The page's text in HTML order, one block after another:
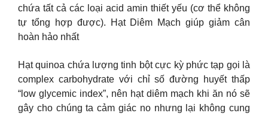
chứa tất cả các loại acid amin thiết yếu (cơ thể không
tự tổng hợp được). Hạt Diêm Mạch giúp giảm cân
hoàn hảo nhất
Hạt quinoa chứa lượng tinh bột cực kỳ phức tạp gọi là
complex carbohydrate với chỉ số đường huyết thấp
“low glycemic index”, nên hạt diêm mạch khi ăn nó sẽ
gây cho chúng ta cảm giác no nhưng lại không cung